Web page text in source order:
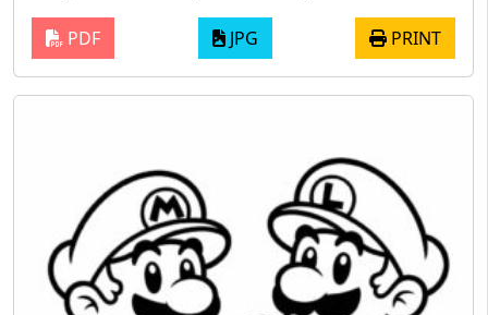
PDF JPG PRINT